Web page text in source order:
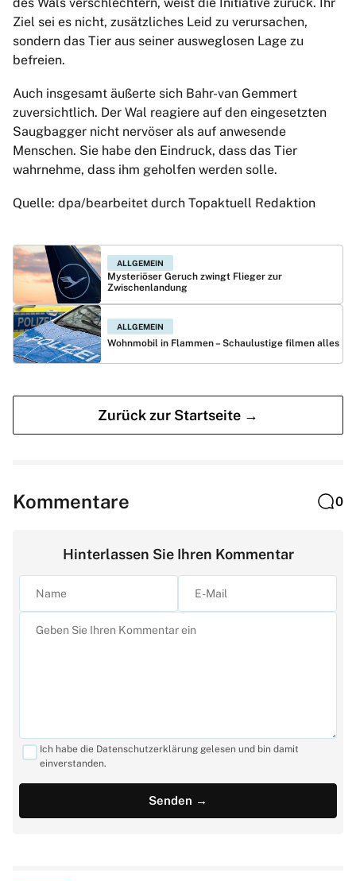
Ziel sei es nicht, zusätzliches Leid zu verursachen,
sondern das Tier aus seiner ausweglosen Lage zu
befreien.
Auch insgesamt äußerte sich Bahr-van Gemmert
zuversichtlich. Der Wal reagiere auf den eingesetzten
Saugbagger nicht nervöser als auf anwesende
Menschen. Sie habe den Eindruck, dass das Tier
wahrnehme, dass ihm geholfen werden solle.
Quelle: dpa/bearbeitet durch Topaktuell Redaktion
ALLGEMEIN
Mysteriöser Geruch zwingt Flieger zur
Zwischenlandung
ALLGEMEIN
Wohnmobil in Flammen – Schaulustige filmen alles
Zurück zur Startseite →
Kommentare 0
Hinterlassen Sie Ihren Kommentar
Ich habe die Datenschutzerklärung gelesen und bin damit
einverstanden.